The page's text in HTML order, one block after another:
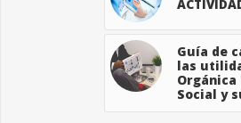
Guía de
las
Orgánica
Social y